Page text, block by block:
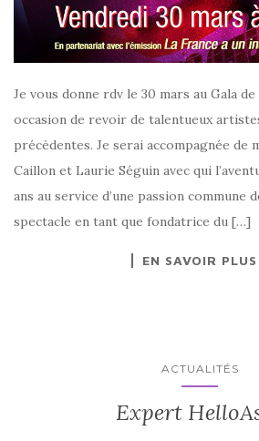
Je vous donne rdv le 30 mars au Gala
occasion de revoir de talentueux
précédentes. Je serai accompagnée de
Caillon et Laurie Séguin avec qui
ans au service d’une passion commune
spectacle en tant que fondatrice du […]
EN SAVOIR PLUS
ACTUALITÉS
Expert